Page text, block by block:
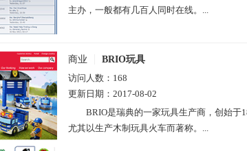
主办，一般都有几百人同时在线。...
商业
BRIO玩具
访问人数： 168
更新日期： 2017-08-02
BRIO是瑞典的一家玩具生产商，创始于
尤其以生产木制玩具火车而著称。...